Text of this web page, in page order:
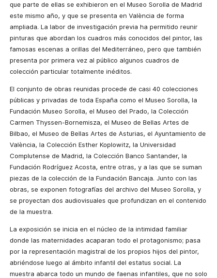
que parte de ellas se exhibieron en el Museo Sorolla de Madrid
este mismo año, y que se presenta en València de forma
ampliada. La labor de investigación previa ha permitido reunir
pinturas que abordan los cuadros más conocidos del pintor, las
famosas escenas a orillas del Mediterráneo, pero que también
presenta por primera vez al público algunos cuadros de
colección particular totalmente inéditos.
El conjunto de obras reunidas procede de casi 40 colecciones
públicas y privadas de toda España como el Museo Sorolla, la
Fundación Museo Sorolla, el Museo del Prado, la Colección
Carmen Thyssen-Bornemisza, el Museo de Bellas Artes de
Bilbao, el Museo de Bellas Artes de Asturias, el Ayuntamiento de
València, la Colección Esther Koplowitz, la Universidad
Complutense de Madrid, la Colección Banco Santander, la
Fundación Rodríguez Acosta, entre otras, y a las que se suman
piezas de la colección de la Fundación Bancaja. Junto con las
obras, se exponen fotografías del archivo del Museo Sorolla, y
se proyectan dos audiovisuales que profundizan en el contenido
de la muestra.
La exposición se inicia en el núcleo de la intimidad familiar
donde las maternidades acaparan todo el protago­nismo; pasa
por la representación magistral de los propios hijos del pintor,
abriéndose luego al ámbito infantil del estatus social. La
muestra abarca todo un mundo de faenas infantiles, que no solo